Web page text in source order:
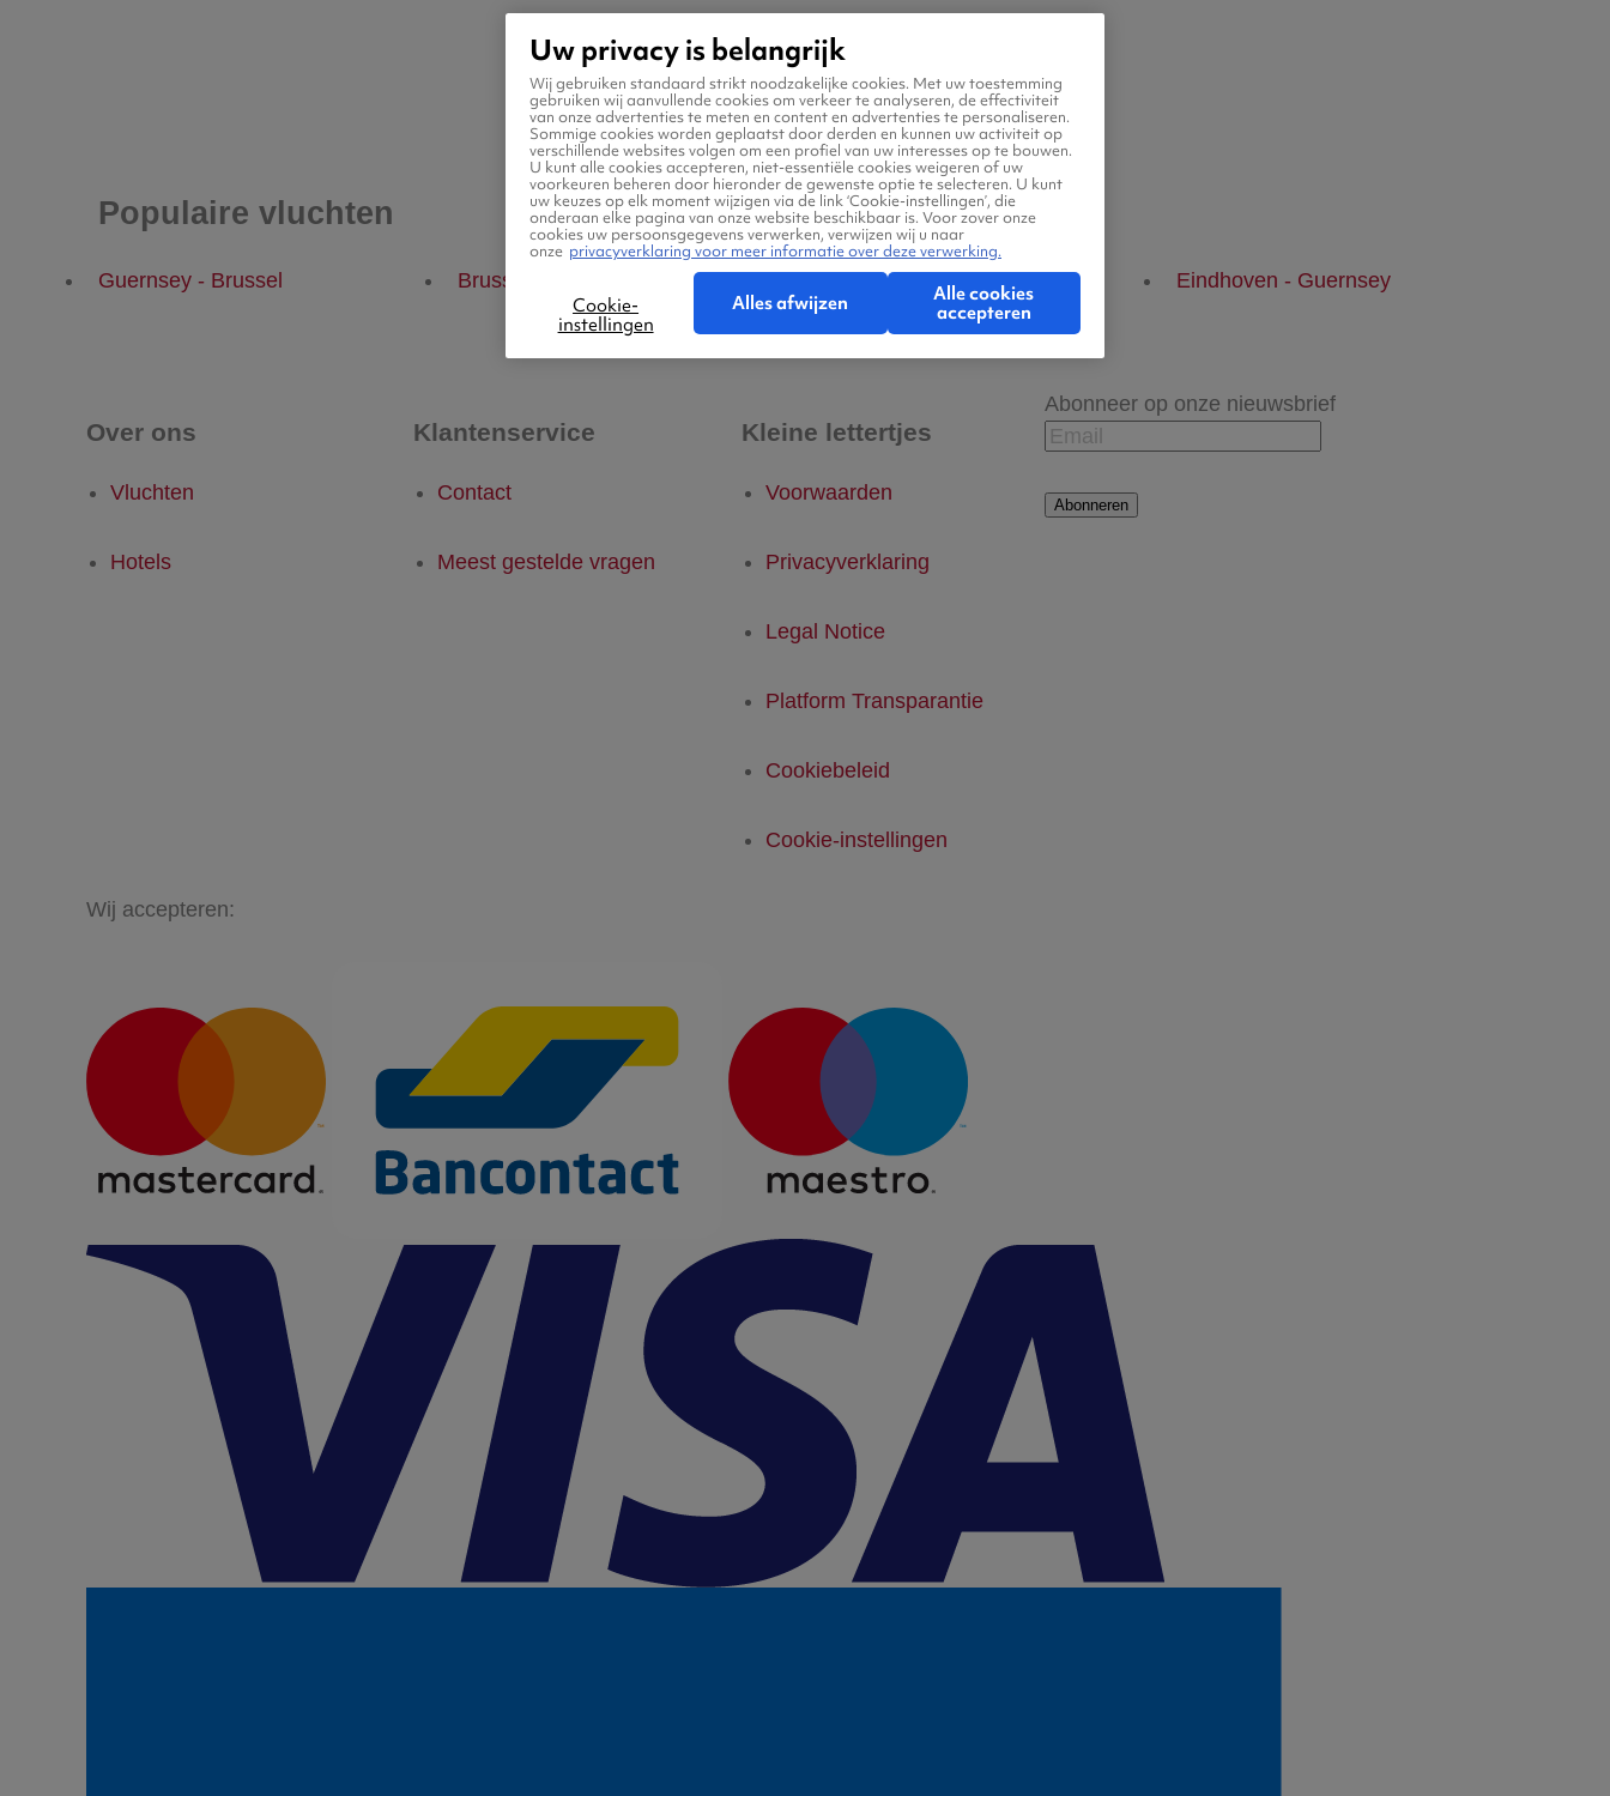
Populaire vluchten
Guernsey - Brussel Brussel - Guernsey Guernsey - Eindhoven Eindhoven - Guernsey
Over ons
Vluchten
Hotels
Klantenservice
Contact
Meest gestelde vragen
Kleine lettertjes
Voorwaarden
Privacyverklaring
Legal Notice
Platform Transparantie
Cookiebeleid
Cookie-instellingen
Abonneer op onze nieuwsbrief
Abonneren
Wij accepteren:
Uw privacy is belangrijk
Wij gebruiken standaard strikt noodzakelijke cookies. Met uw toestemming
gebruiken wij aanvullende cookies om verkeer te analyseren, de effectiviteit
van onze advertenties te meten en content en advertenties te personaliseren.
Sommige cookies worden geplaatst door derden en kunnen uw activiteit op
verschillende websites volgen om een profiel van uw interesses op te bouwen.
U kunt alle cookies accepteren, niet-essentiële cookies weigeren of uw
voorkeuren beheren door hieronder de gewenste optie te selecteren. U kunt
uw keuzes op elk moment wijzigen via de link ‘Cookie-instellingen’, die
onderaan elke pagina van onze website beschikbaar is. Voor zover onze
cookies uw persoonsgegevens verwerken, verwijzen wij u naar
onze privacyverklaring voor meer informatie over deze verwerking.
Cookie-
instellingen
Alles afwijzen
Alle cookies
accepteren